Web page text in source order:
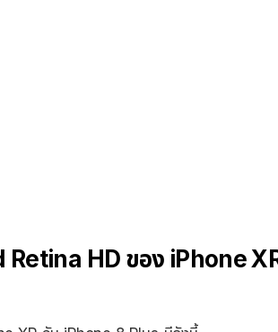
Retina HD ของ iPhone